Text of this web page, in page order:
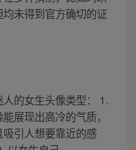
未得到官方确切的证
的女生头像类型： 1.
展现出高冷的气质，
引人想要靠近的感